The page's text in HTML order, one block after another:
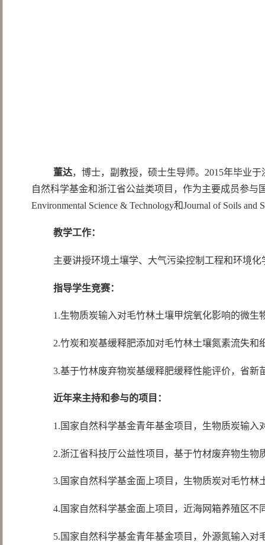
董达，博士，副教授，硕士生导师。2015年毕业
自然科学基金和浙江省公益类项目，作为主要成员参与
Environmental Science & Technology和Journal of Soils
教学工作：
主要讲授环境土壤学、大气污染控制工程和环境化
指导学生竞赛：
1.生物质炭输入对毛竹林土壤甲烷氧化影响的微
2.竹炭和炭基缓释肥添加对毛竹林土壤氮素流失和
3.基于竹林废弃物炭基缓释肥缓释性能评价，省新
近年来主持和参与的项目：
1.国家自然科学基金青年基金项目，生物质炭输入
2.浙江省科技厅公益性项目，基于竹材废弃物生物
3.国家自然科学基金面上项目，生物质炭对毛竹林
4.国家自然科学基金面上项目，近海网箱养殖区不
5.国家自然科学基金青年基金项目，外源氮输入对